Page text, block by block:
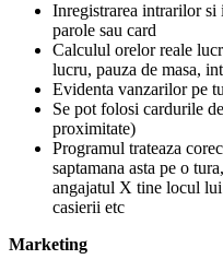
Inregistrarea intrarilor si
parole sau card
Calculul orelor reale
lucru, pauza de masa,
Evidenta vanzarilor pe
Se pot folosi cardurile
proximitate)
Programul trateaza
saptamana asta pe o
angajatul X tine locul
casierii etc
Marketing